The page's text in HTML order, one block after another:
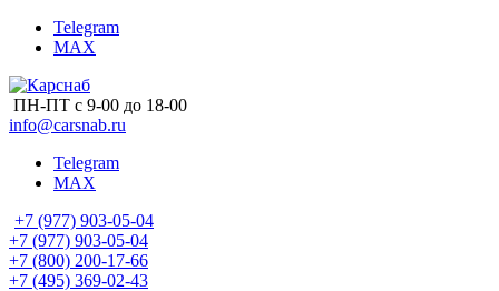
Telegram
MAX
ПН-ПТ с 9-00 до 18-00
info@carsnab.ru
Telegram
MAX
+7 (977) 903-05-04
+7 (977) 903-05-04
+7 (800) 200-17-66
+7 (495) 369-02-43